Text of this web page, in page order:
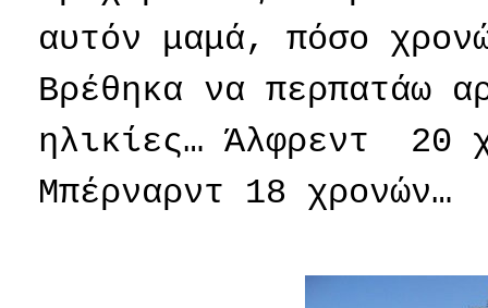
αυτόν μαμά, πόσο
Βρέθηκα να περπατάω
ηλικίες… Άλφρεντ
20
Μπέρναρντ 18 χρονών…